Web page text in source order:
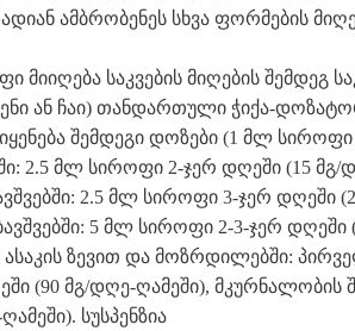
ამბრობენეს სხვა ფორმების
მიიღება საკვების მიღების
ან ჩაი) თანდართული ჭიქა-
შემდეგი დოზები (1 მლ
2.5 მლ სიროფი 2-ჯერ დღეში (15 მგ/
2.5 მლ სიროფი 3-ჯერ დღეში
5 მლ სიროფი 2-3-ჯერ დღეში
ასაკის ზევით და მოზრდილებში:
(90 მგ/დღე-ღამეში),
სუსპენზია